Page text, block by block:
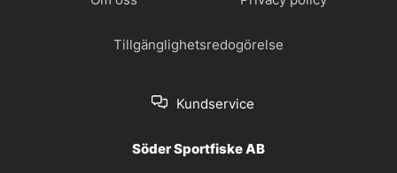
Tillgänglighetsredogörelse
Kundservice
Söder Sportfiske AB